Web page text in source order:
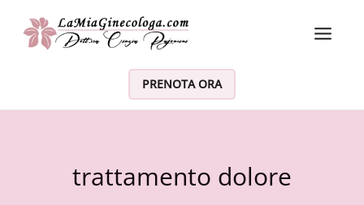
Vai al contenuto
PRENOTA ORA
trattamento dolore